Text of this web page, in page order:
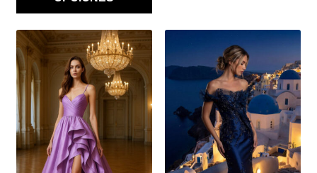
ESTE
PRODUCTO
TIENE
MÚLTIPLES
VARIANTES.
LAS
OPCIONES
SE
PRODUCTO
MÚLTIPLES
VARIANTES.
LAS
OPCIONES
SE